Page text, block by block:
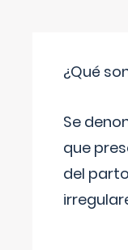
¿Qué
Se
que
del